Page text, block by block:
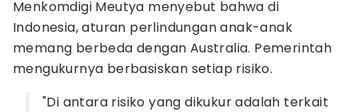
Menkomdigi Meutya menyebut bahwa di
Indonesia, aturan perlindungan anak-anak
memang berbeda dengan Australia. Pemerintah
mengukurnya berbasiskan setiap risiko.
"Di antara risiko yang dikukur adalah terkait